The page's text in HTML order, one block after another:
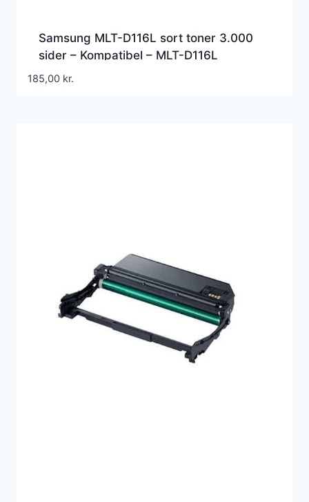
Samsung MLT-D116L sort toner 3.000
sider – Kompatibel – MLT-D116L
185,00 kr.